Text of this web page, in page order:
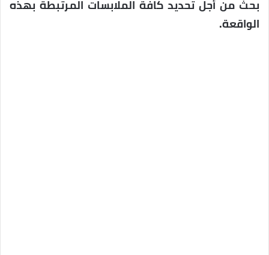
بحث من أجل تحديد كافة الملابسات المرتبطة بهذه
الواقعة.